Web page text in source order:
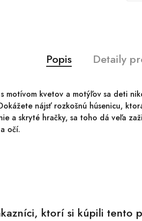
Popis Detaily
motívom kvetov a motýľov sa deti
nájsť rozkošnú húsenicu,
a skryté hračky, sa toho dá veľa
očí.
ktorí si kúpili tento